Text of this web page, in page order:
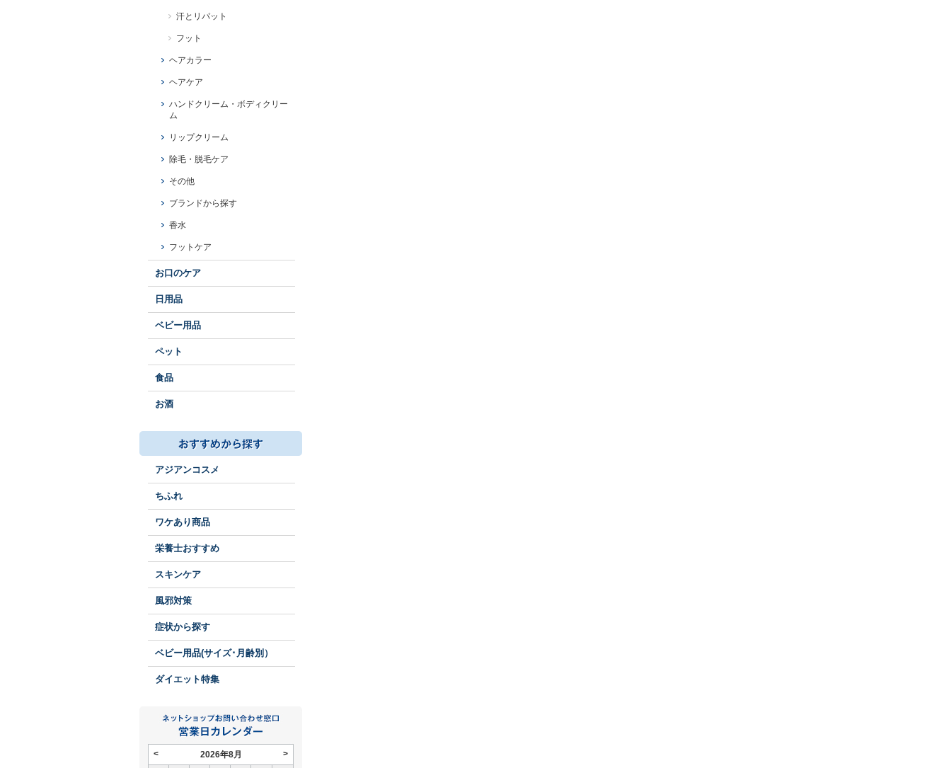
汗とリパット
フット
ヘアカラー
ヘアケア
ハンドクリーム・ボディクリー
ム
リップクリーム
除毛・脱毛ケア
その他
ブランドから探す
香水
フットケア
お口のケア
日用品
ベビー用品
ペット
食品
お酒
アジアンコスメ
ちふれ
ワケあり商品
栄養士おすすめ
スキンケア
風邪対策
症状から探す
ベビー用品(サイズ･月齢別）
ダイエット特集
< >
2026年8月